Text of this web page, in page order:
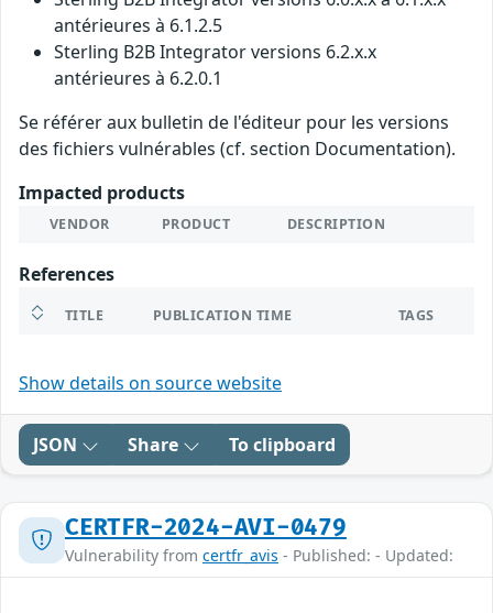
antérieures à 6.1.2.5
Sterling B2B Integrator versions 6.2.x.x
antérieures à 6.2.0.1
Se référer aux bulletin de l'éditeur pour les versions
des fichiers vulnérables (cf. section Documentation).
Impacted products
VENDOR PRODUCT DESCRIPTION
References
TITLE PUBLICATION TIME TAGS
Show details on source website
JSON Share To clipboard
CERTFR-2024-AVI-0479
Vulnerability from certfr_avis - Published: - Updated: